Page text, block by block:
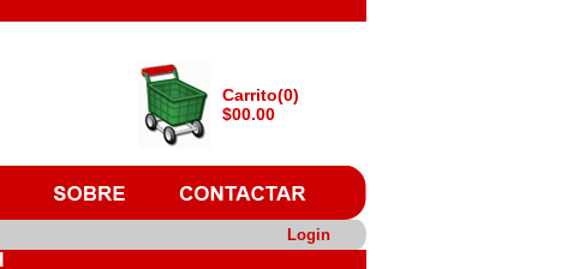
Carrito(0)
$00.00
Login